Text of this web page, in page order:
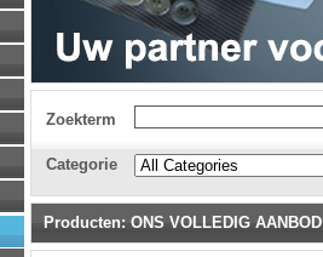
Zoekterm
Categorie
Producten: ONS VOLLEDIG AANBOD